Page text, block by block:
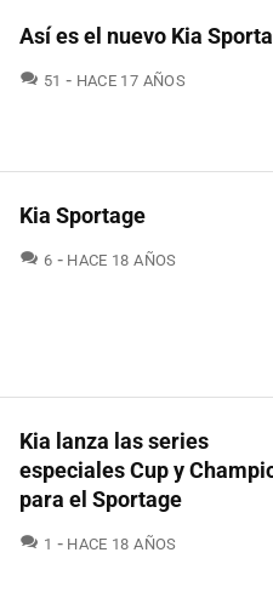
Así es el nuevo Kia
51 COMENTARIOS
HACE 17 AÑOS
Kia Sportage
6 COMENTARIOS
HACE 18 AÑOS
Kia lanza las series
especiales Cup y
para el Sportage
1 COMENTARIOS
HACE 18 AÑOS